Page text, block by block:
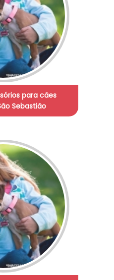
para cães
Sebastião